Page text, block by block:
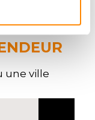
une ville